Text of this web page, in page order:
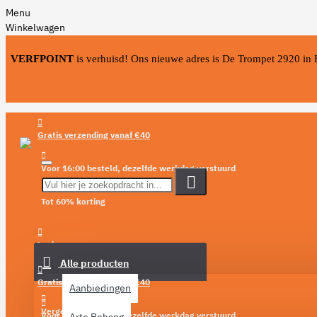
Menu
Winkelwagen
VERFPOINT is verhuisd! Ons nieuwe adres is De Trompet 2920 in
Gratis verzending vanaf €40
Voor 16:00 besteld, dezelfde werkdag verstuurd
Tot 60% korting
Login
Verlanglijst
Vergelijken
Alle producten
Aanbiedingen
Gratis verzending vanaf €40